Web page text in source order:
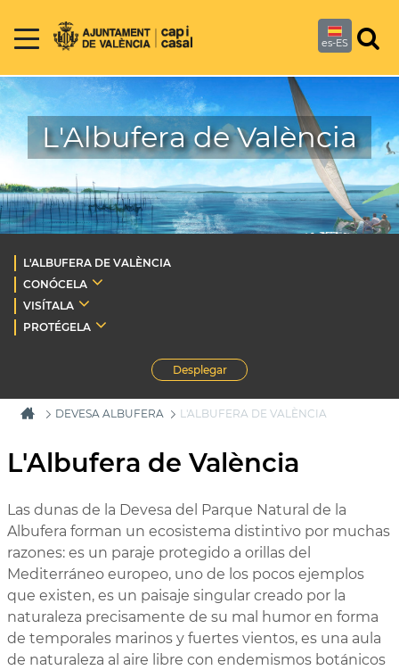
es-ES
L'Albufera de València
L'ALBUFERA DE VALÈNCIA
CONÓCELA
VISÍTALA
PROTÉGELA
Desplegar
DEVESA ALBUFERA L'ALBUFERA DE VALÈNCIA
L'Albufera de València
Las dunas de la Devesa del Parque Natural de la
Albufera forman un ecosistema distintivo por muchas
razones: es un paraje protegido a orillas del
Mediterráneo europeo, uno de los pocos ejemplos
que existen, es un paisaje singular creado por la
naturaleza precisamente de su mal humor en forma
de temporales marinos y fuertes vientos, es una aula
de naturaleza al aire libre con endemismos botánicos